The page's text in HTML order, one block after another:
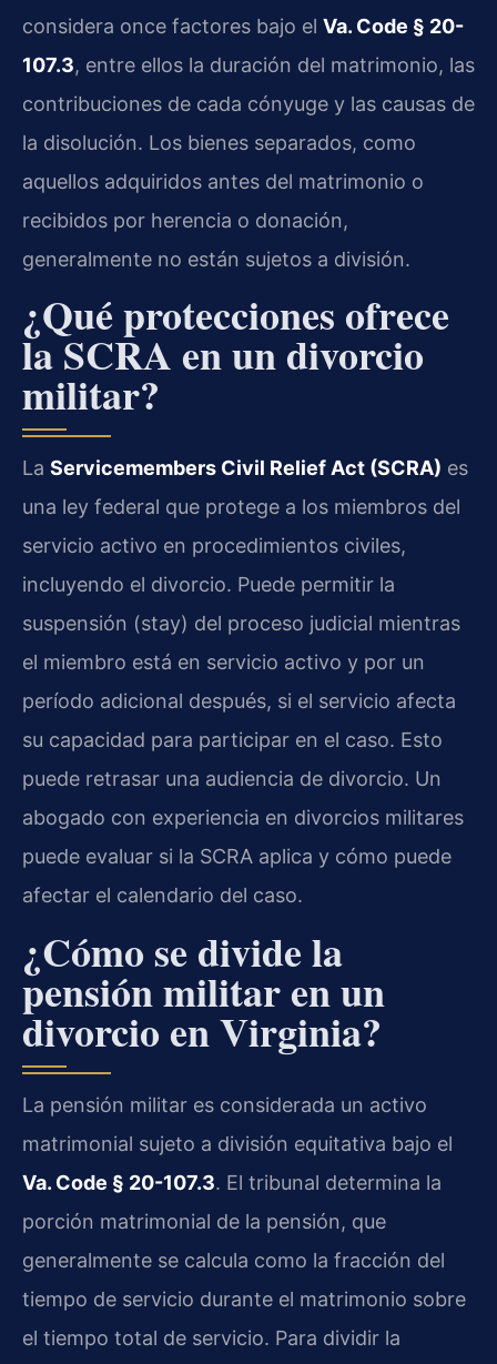
considera once factores bajo el Va. Code § 20-
107.3, entre ellos la duración del matrimonio, las
contribuciones de cada cónyuge y las causas de
la disolución. Los bienes separados, como
aquellos adquiridos antes del matrimonio o
recibidos por herencia o donación,
generalmente no están sujetos a división.
¿Qué protecciones ofrece
la SCRA en un divorcio
militar?
La Servicemembers Civil Relief Act (SCRA) es
una ley federal que protege a los miembros del
servicio activo en procedimientos civiles,
incluyendo el divorcio. Puede permitir la
suspensión (stay) del proceso judicial mientras
el miembro está en servicio activo y por un
período adicional después, si el servicio afecta
su capacidad para participar en el caso. Esto
puede retrasar una audiencia de divorcio. Un
abogado con experiencia en divorcios militares
puede evaluar si la SCRA aplica y cómo puede
afectar el calendario del caso.
¿Cómo se divide la
pensión militar en un
divorcio en Virginia?
La pensión militar es considerada un activo
matrimonial sujeto a división equitativa bajo el
Va. Code § 20-107.3. El tribunal determina la
porción matrimonial de la pensión, que
generalmente se calcula como la fracción del
tiempo de servicio durante el matrimonio sobre
el tiempo total de servicio. Para dividir la